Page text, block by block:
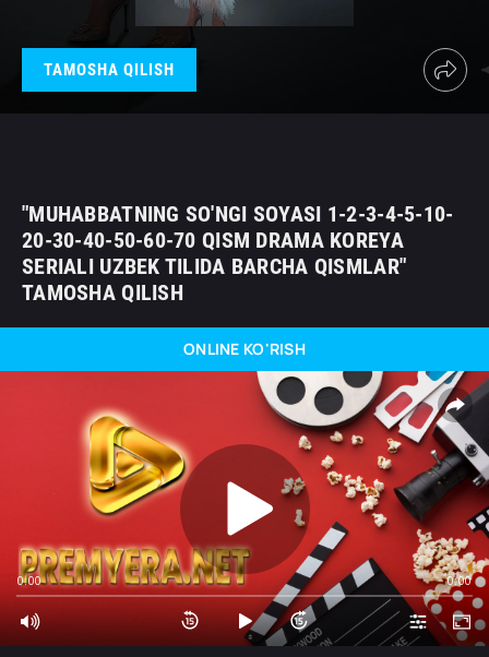
TAMOSHA QILISH
"MUHABBATNING SO'NGI SOYASI 1-2-3-4-5-10-
20-30-40-50-60-70 QISM DRAMA KOREYA
SERIALI UZBEK TILIDA BARCHA QISMLAR"
TAMOSHA QILISH
ONLINE KO'RISH
0:00 0:00